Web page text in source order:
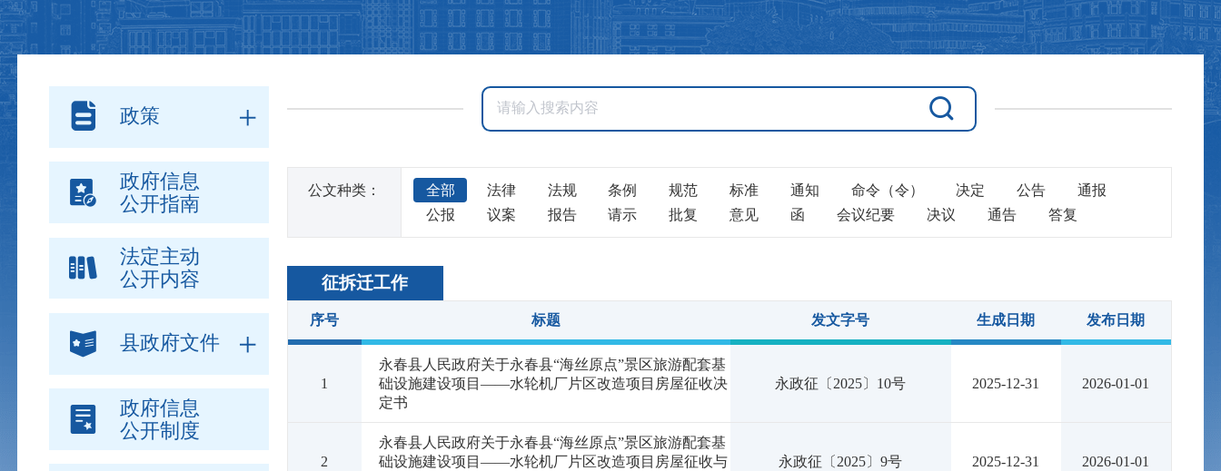
政策
政府信息
公开指南
法定主动
公开内容
县政府文件
政府信息
公开制度
公文种类： 全部 法律 法规 条例 规范 标准 通知 命令（令） 决定 公告
通报
公报
议案 报告 请示 批复 意见 函 会议纪要 决议 通告 答复
征拆迁工作
序号 标题 发文字号 生成日期 发布日期
1
永春县人民政府关于永春县“海丝原点”景区旅游配套基
础设施建设项目——水轮机厂片区改造项目房屋征收决
定书
永政征〔2025〕10号 2025-12-31 2026-01-01
2
永春县人民政府关于永春县“海丝原点”景区旅游配套基
础设施建设项目——水轮机厂片区改造项目房屋征收与
永政征〔2025〕9号 2025-12-31 2026-01-01